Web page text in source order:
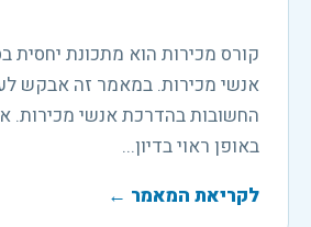
קורס מכירות הוא מתכונת יחסית
אנשי מכירות. במאמר זה אבקש
החשובות בהדרכת אנשי מכירות.
באופן ראוי בדיון...
לקריאת המאמר ←